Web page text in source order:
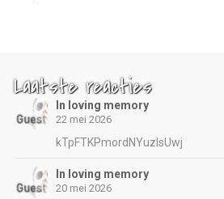
Laatste reacties
In loving memory
22 mei 2026
kTpFTKPmordNYuzIsUwj
In loving memory
20 mei 2026